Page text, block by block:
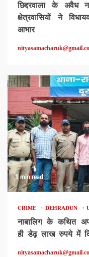
छिद्दरवाला के अवैध
क्षेत्रवासियों ने
आभार
1 min read
CRIME DEHRADUN
नाबालिग के कथित
ही डेढ़ लाख रुपये में